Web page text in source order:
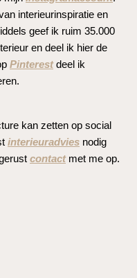
interieurinspiratie en
geef ik ruim 35.000
en deel ik hier de
Pinterestdeel ik
kan zetten op social
interieuradvies nodig
contactmet me op.